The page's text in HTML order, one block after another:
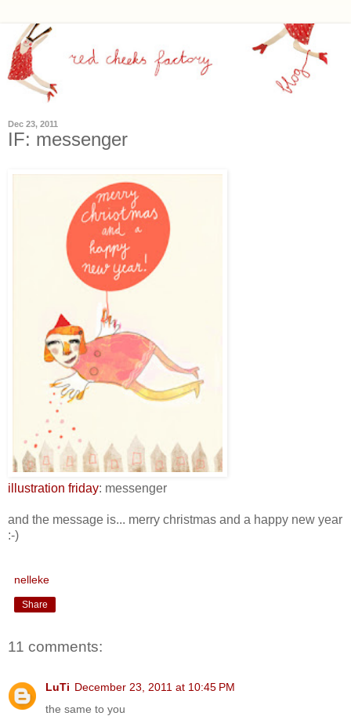
Dec 23, 2011
IF: messenger
illustration friday: messenger
and the message is... merry christmas and a happy new year
:-)
nelleke
Share
11 comments:
LuTi December 23, 2011 at 10:45 PM
the same to you